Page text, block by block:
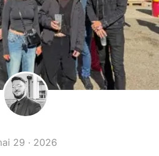
29 · 2026